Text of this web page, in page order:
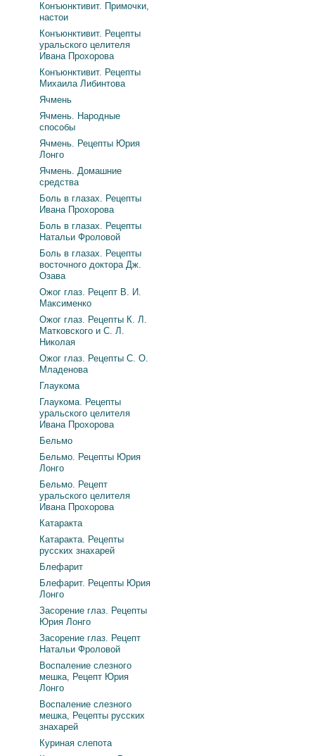
Конъюнктивит. Примочки,
настои
Конъюнктивит. Рецепты
уральского целителя
Ивана Прохорова
Конъюнктивит. Рецепты
Михаила Либинтова
Ячмень
Ячмень. Народные
способы
Ячмень. Рецепты Юрия
Лонго
Ячмень. Домашние
средства
Боль в глазах. Рецепты
Ивана Прохорова
Боль в глазах. Рецепты
Натальи Фроловой
Боль в глазах. Рецепты
восточного доктора Дж.
Озава
Ожог глаз. Рецепт В. И.
Максименко
Ожог глаз. Рецепты К. Л.
Матковского и С. Л.
Николая
Ожог глаз. Рецепты С. О.
Младенова
Глаукома
Глаукома. Рецепты
уральского целителя
Ивана Прохорова
Бельмо
Бельмо. Рецепты Юрия
Лонго
Бельмо. Рецепт
уральского целителя
Ивана Прохорова
Катаракта
Катаракта. Рецепты
русских знахарей
Блефарит
Блефарит. Рецепты Юрия
Лонго
Засорение глаз. Рецепты
Юрия Лонго
Засорение глаз. Рецепт
Натальи Фроловой
Воспаление слезного
мешка, Рецепт Юрия
Лонго
Воспаление слезного
мешка, Рецепты русских
знахарей
Куриная слепота